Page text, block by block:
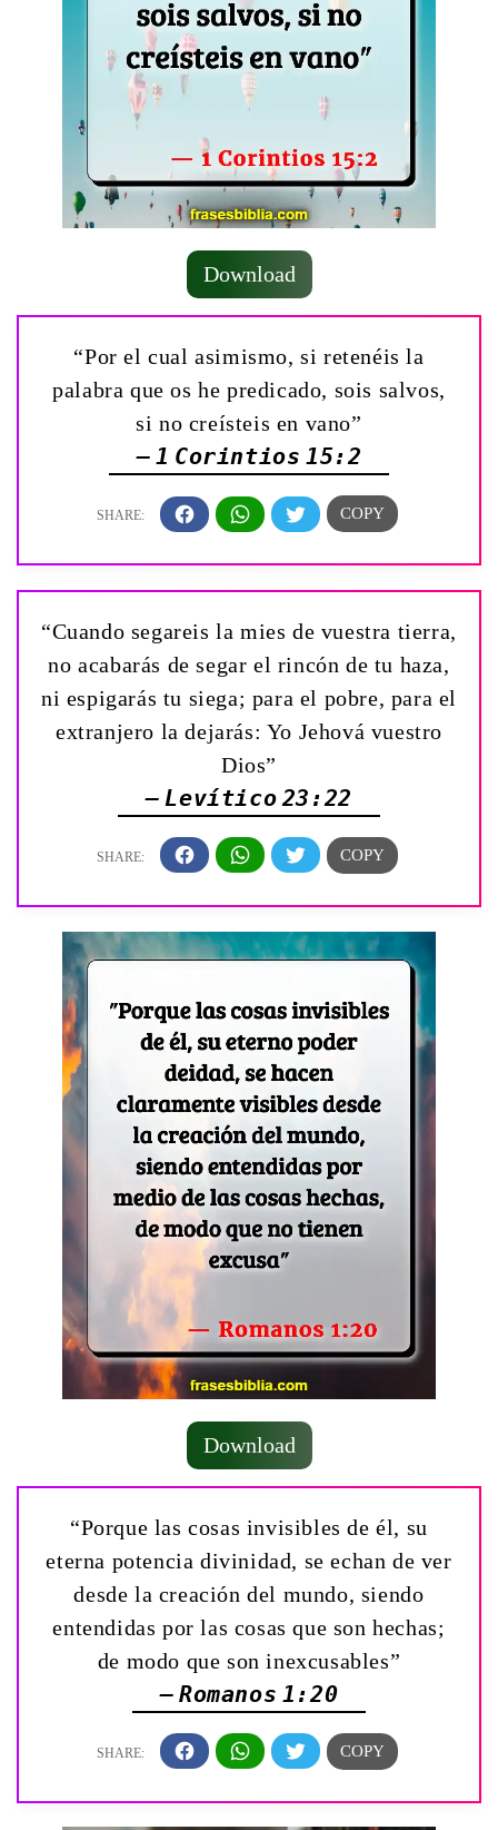
Download
“Por el cual asimismo, si retenéis la
palabra que os he predicado, sois salvos,
si no creísteis en vano”
— 1 Corintios 15:2
“Cuando segareis la mies de vuestra tierra,
no acabarás de segar el rincón de tu haza,
ni espigarás tu siega; para el pobre, para el
extranjero la dejarás: Yo Jehová vuestro
Dios”
— Levítico 23:22
Download
“Porque las cosas invisibles de él, su
eterna potencia divinidad, se echan de ver
desde la creación del mundo, siendo
entendidas por las cosas que son hechas;
de modo que son inexcusables”
— Romanos 1:20